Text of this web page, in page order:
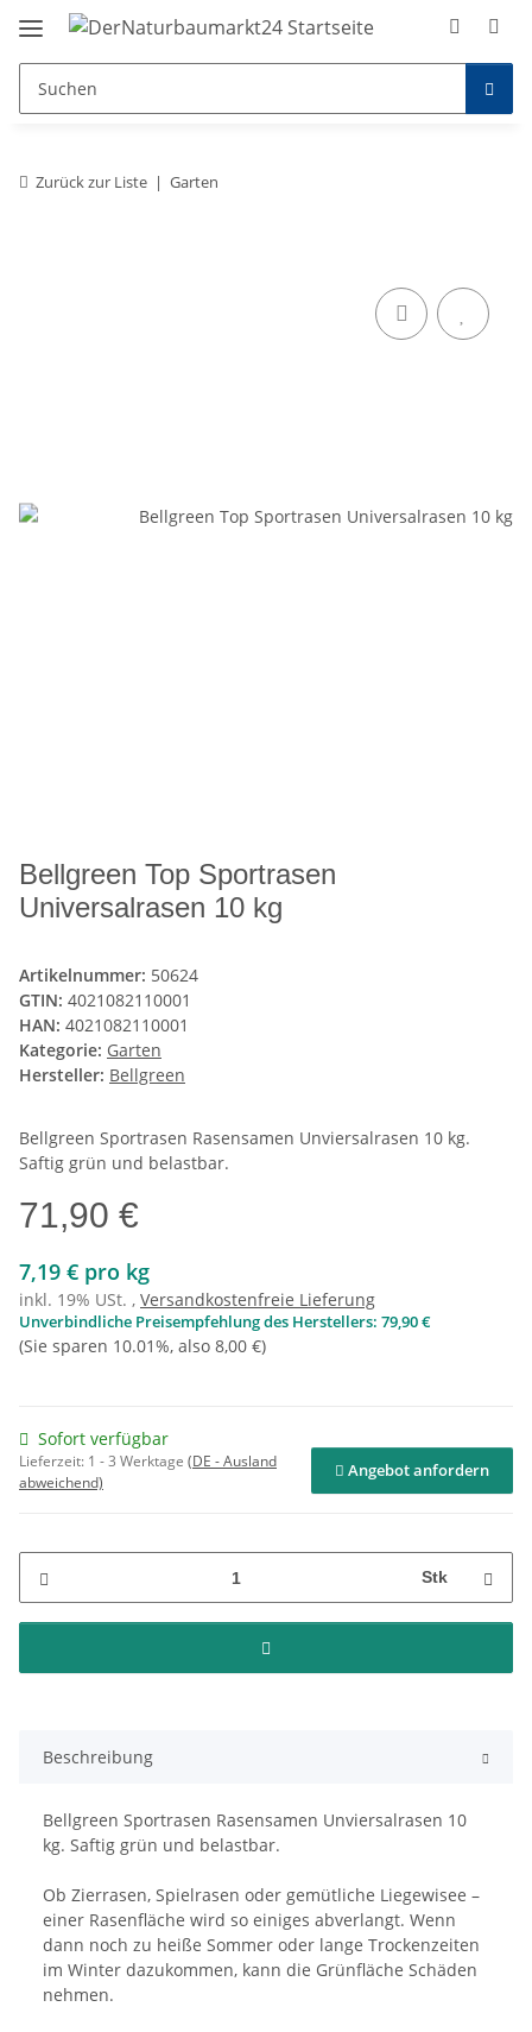
Zurück zur Liste Garten
Bellgreen Top Sportrasen
Universalrasen 10 kg
Artikelnummer: 50624
GTIN: 4021082110001
HAN: 4021082110001
Kategorie: Garten
Hersteller: Bellgreen
Bellgreen Sportrasen Rasensamen Unviersalrasen 10 kg.
Saftig grün und belastbar.
71,90 €
7,19 € pro kg
inkl. 19% USt. , Versandkostenfreie Lieferung
Unverbindliche Preisempfehlung des Herstellers: 79,90 €
(Sie sparen 10.01%, also 8,00 €)
Sofort verfügbar
Lieferzeit: 1 - 3 Werktage (DE - Ausland
abweichend)
Angebot anfordern
Stk
Beschreibung
Bellgreen Sportrasen Rasensamen Unviersalrasen 10
kg. Saftig grün und belastbar.
Ob Zierrasen, Spielrasen oder gemütliche Liegewisee –
einer Rasenfläche wird so einiges abverlangt. Wenn
dann noch zu heiße Sommer oder lange Trockenzeiten
im Winter dazukommen, kann die Grünfläche Schäden
nehmen.